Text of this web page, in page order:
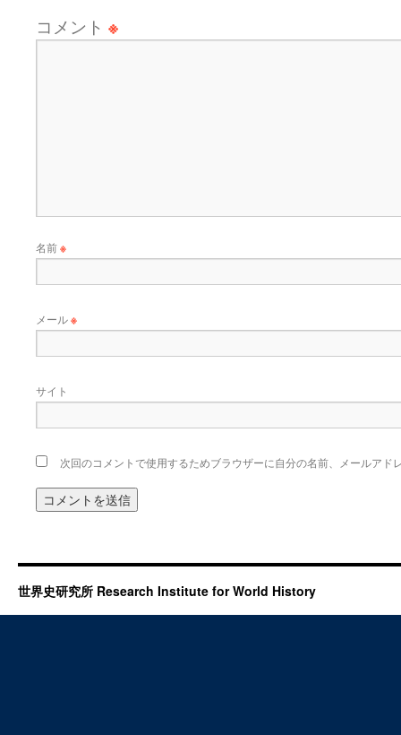
コメント ※
名前※
メール※
サイト
次回のコメントで使用するためブラウザーに自分の名前、メールアド
世界史研究所 Research Institute for World History